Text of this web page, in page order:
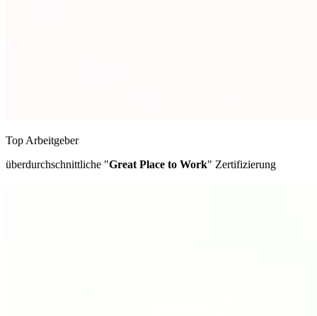
Top Arbeitgeber
überdurchschnittliche "Great Place to Work" Zertifizierung